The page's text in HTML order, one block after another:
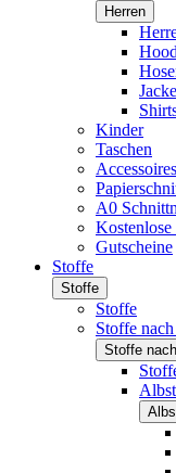
Herren
Kinder
Taschen
Accessoires
A0
Kostenlose
Gutscheine
Stoffe
Stoffe
Stoffe
Stoffe
Stoffe